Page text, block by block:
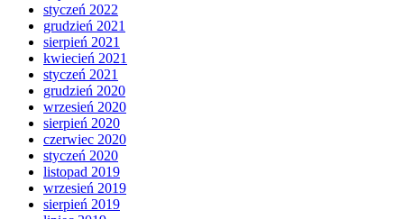
styczeń 2022
grudzień 2021
sierpień 2021
kwiecień 2021
styczeń 2021
grudzień 2020
wrzesień 2020
sierpień 2020
czerwiec 2020
styczeń 2020
listopad 2019
wrzesień 2019
sierpień 2019